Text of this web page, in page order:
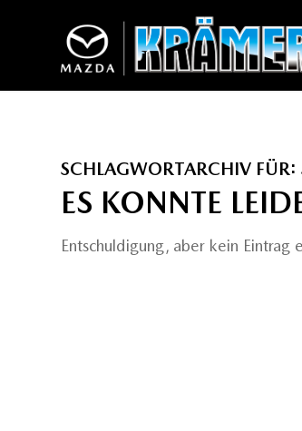
SCHLAGWORTARCHIV FÜR:
ES KONNTE
Entschuldigung, aber kein